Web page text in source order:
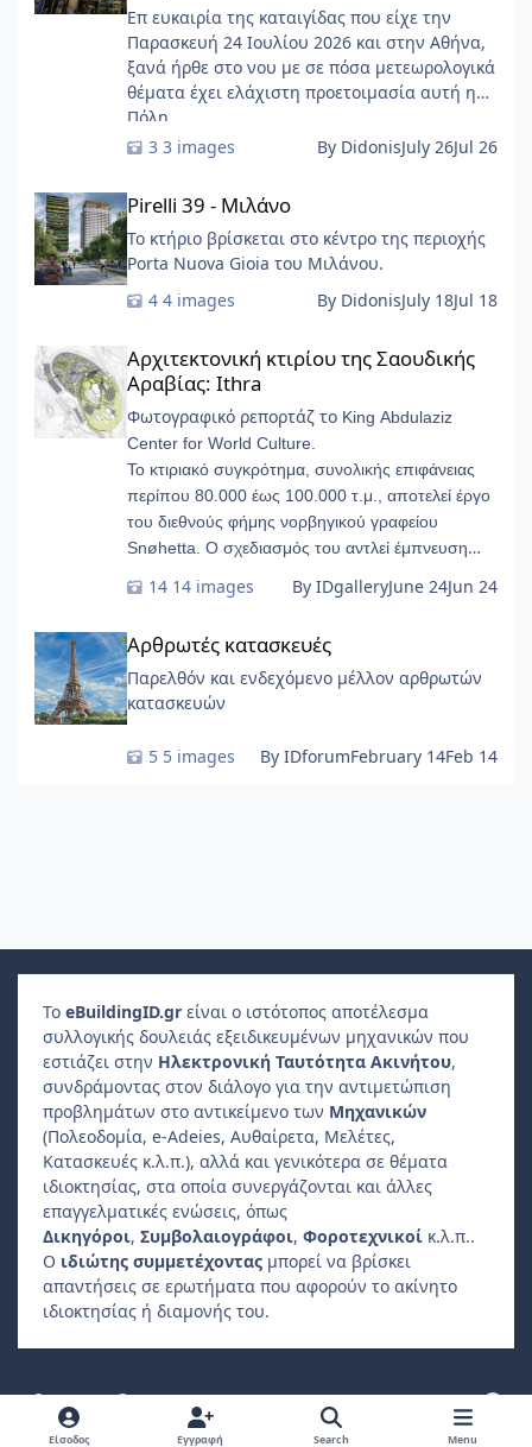
Επ ευκαιρία της καταιγίδας που είχε την
Παρασκευή 24 Ιουλίου 2026 και στην Αθήνα,
ξανά ήρθε στο νου με σε πόσα μετεωρολογικά
θέματα έχει ελάχιστη προετοιμασία αυτή η
Πόλη ......
3 images
By DidonisJuly 26Jul 26
Pirelli 39 - Μιλάνο
Το κτήριο βρίσκεται στο κέντρο της περιοχής
Porta Nuova Gioia του Μιλάνου.
4 images
By DidonisJuly 18Jul 18
Αρχιτεκτονική κτιρίου της Σαουδικής Αραβίας: Ithra
Αρχιτεκτονική κτιρίου της Σαουδικής
Αραβίας: Ithra
Φωτογραφικό ρεπορτάζ το King Abdulaziz
Center for World Culture.
Το κτιριακό συγκρότημα, συνολικής επιφάνειας
περίπου 80.000 έως 100.000 τ.μ., αποτελεί έργο
του διεθνούς φήμης νορβηγικού γραφείου
Snøhetta. Ο σχεδιασμός του αντλεί έμπνευση
των πετρελαιοφόρων στρωμάτων, παίρνοντας τη
14 images By IDgalleryJune 24Jun 24
Αρθρωτές κατασκευές
Παρελθόν και ενδεχόμενο μέλλον αρθρωτών
κατασκευών
5 images By IDforumFebruary 14Feb 14
Το eBuildingID.gr είναι ο ιστότοπος αποτέλεσμα
συλλογικής δουλειάς εξειδικευμένων μηχανικών που
εστιάζει στην Ηλεκτρονική Ταυτότητα Ακινήτου,
συνδράμοντας στον διάλογο για την αντιμετώπιση
προβλημάτων στο αντικείμενο των Μηχανικών
(Πολεοδομία, e-Adeies, Αυθαίρετα, Μελέτες,
Κατασκευές κ.λ.π.), αλλά και γενικότερα σε θέματα
ιδιοκτησίας, στα οποία συνεργάζονται και άλλες
επαγγελματικές ενώσεις, όπως
Δικηγόροι, Συμβολαιογράφοι, Φοροτεχνικοί κ.λ.π..
Ο ιδιώτης συμμετέχοντας μπορεί να βρίσκει
απαντήσεις σε ερωτήματα που αφορούν το ακίνητο
ιδιοκτησίας ή διαμονής του.
Light ModeDark ModeSystem Preference
f
a
Πολιτική Απορρήτου Επικοινωνήστε μαζί μας Cookies
Είσοδος Εγγραφή Search Menu